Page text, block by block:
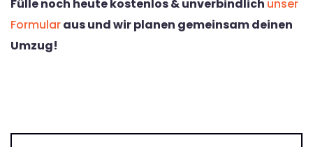
Fülle noch heute kostenlos & unverbindlich unser
Formularaus und wir planen gemeinsam deinen
Umzug!